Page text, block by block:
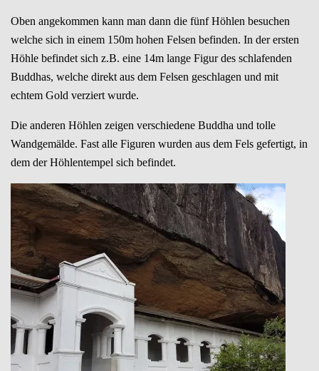
Oben angekommen kann man dann die fünf Höhlen besuchen
welche sich in einem 150m hohen Felsen befinden. In der ersten
Höhle befindet sich z.B. eine 14m lange Figur des schlafenden
Buddhas, welche direkt aus dem Felsen geschlagen und mit
echtem Gold verziert wurde.
Die anderen Höhlen zeigen verschiedene Buddha und tolle
Wandgemälde. Fast alle Figuren wurden aus dem Fels gefertigt, in
dem der Höhlentempel sich befindet.